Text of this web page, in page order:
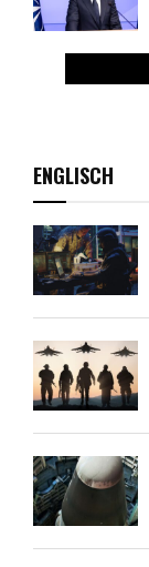
ENGLISCH